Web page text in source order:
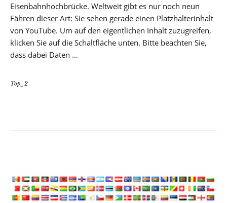
Eisenbahnhochbrücke. Weltweit gibt es nur noch neun
Fähren dieser Art: Sie sehen gerade einen Platzhalterinhalt
von YouTube. Um auf den eigentlichen Inhalt zuzugreifen,
klicken Sie auf die Schaltfläche unten. Bitte beachten Sie,
dass dabei Daten …
Top_2